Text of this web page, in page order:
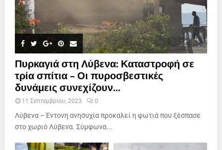
Πυρκαγιά στη Λύβενα: Καταστροφή σε
τρία σπίτια – Οι πυροσβεστικές
δυνάμεις συνεχίζουν...
11 Σεπτεμβρίου, 2023 0
Λύβενα – Έντονη ανησυχία προκαλεί η φωτιά που ξέσπασε
στο χωριό Λύβενα. Σύμφωνα...